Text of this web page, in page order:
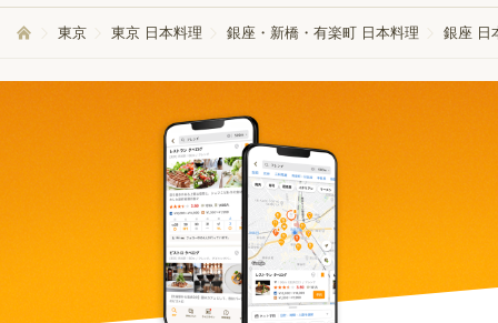
東京 東京 日本料理 銀座・新橋・有楽町 日本料理 銀座 日